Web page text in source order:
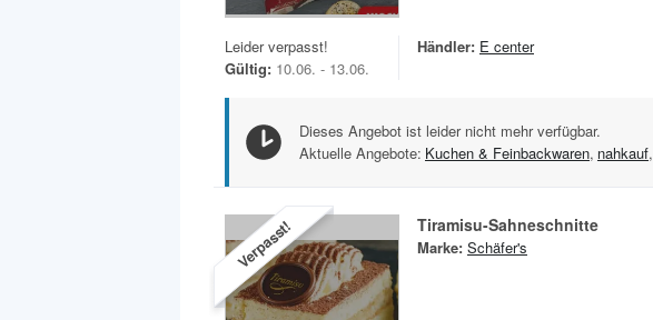
Leider verpasst!
Gültig: 10.06. - 13.06.
Händler: E center
Dieses Angebot ist leider nicht mehr verfügbar.
Aktuelle Angebote: Kuchen & Feinbackwaren, nahkauf,
Verpasst! Tiramisu-Sahneschnitte
Marke: Schäfer's